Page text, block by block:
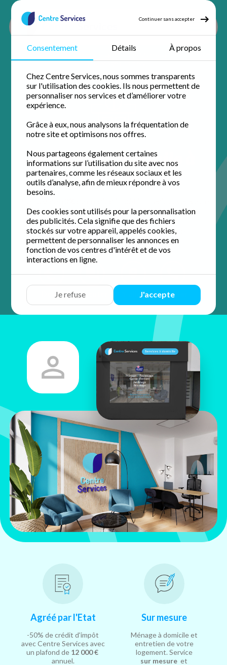
Continuer sans accepter
Consentement Détails À propos
Chez Centre Services, nous sommes transparents
sur l'utilisation des cookies. Ils nous permettent de
personnaliser nos services et d’améliorer votre
expérience.
Grâce à eux, nous analysons la fréquentation de
notre site et optimisons nos offres.
Nous partageons également certaines
informations sur l’utilisation du site avec nos
partenaires, comme les réseaux sociaux et les
outils d’analyse, afin de mieux répondre à vos
besoins.
Des cookies sont utilisés pour la personnalisation
des publicités. Cela signifie que des fichiers
stockés sur votre appareil, appelés cookies,
permettent de personnaliser les annonces en
fonction de vos centres d'intérêt et de vos
interactions en ligne.
Je refuse J'accepte
Ménage Chamery
Ménage à domicile à
Chamery
agence de proximité pour un domicile impeccable.
4.9 / 5 sur 56 avisGoogle
Devis Discuter Y aller Appeler
Benoit
Lejeune
5 rue du Colonel Fabien
51100 Reims
Agréé par l'Etat
-50% de crédit d'impôt
avec Centre Services avec
un plafond de 12 000 €
annuel.
Sur mesure
Ménage à domicile et
entretien de votre
logement. Service
sur mesure et